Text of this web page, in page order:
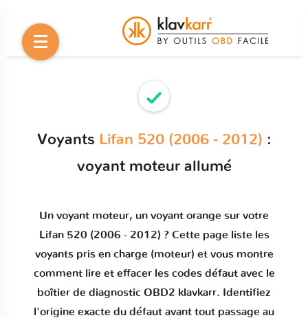
Voyants Lifan 520 (2006 - 2012) :
voyant moteur allumé
Un voyant moteur, un voyant orange sur votre
Lifan 520 (2006 - 2012) ? Cette page liste les
voyants pris en charge (moteur) et vous montre
comment lire et effacer les codes défautavec le
boîtier de diagnostic OBD2 klavkarr. Identifiez
l'origine exacte du défaut avant tout passage au